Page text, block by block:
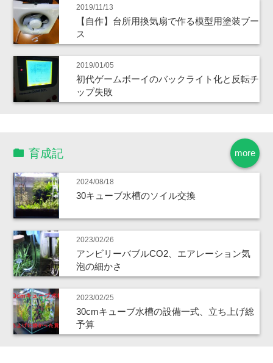
2019/11/13
【自作】台所用換気扇で作る模型用塗装ブー
ス
2019/01/05
初代ゲームボーイのバックライト化と反転チ
ップ失敗
more
育成記
2024/08/18
30キューブ水槽のソイル交換
2023/02/26
アンビリーバブルCO2、エアレーション気
泡の細かさ
2023/02/25
30cmキューブ水槽の設備一式、立ち上げ総
予算